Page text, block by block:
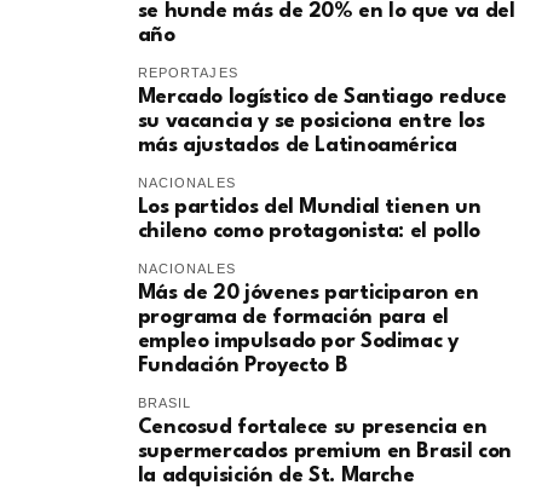
se hunde más de 20% en lo que va del
año
REPORTAJES
Mercado logístico de Santiago reduce
su vacancia y se posiciona entre los
más ajustados de Latinoamérica
NACIONALES
Los partidos del Mundial tienen un
chileno como protagonista: el pollo
NACIONALES
Más de 20 jóvenes participaron en
programa de formación para el
empleo impulsado por Sodimac y
Fundación Proyecto B
BRASIL
Cencosud fortalece su presencia en
supermercados premium en Brasil con
la adquisición de St. Marche